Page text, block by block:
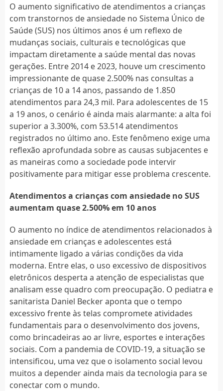
O aumento significativo de atendimentos a crianças
com transtornos de ansiedade no Sistema Único de
Saúde (SUS) nos últimos anos é um reflexo de
mudanças sociais, culturais e tecnológicas que
impactam diretamente a saúde mental das novas
gerações. Entre 2014 e 2023, houve um crescimento
impressionante de quase 2.500% nas consultas a
crianças de 10 a 14 anos, passando de 1.850
atendimentos para 24,3 mil. Para adolescentes de 15
a 19 anos, o cenário é ainda mais alarmante: a alta foi
superior a 3.300%, com 53.514 atendimentos
registrados no último ano. Este fenômeno exige uma
reflexão aprofundada sobre as causas subjacentes e
as maneiras como a sociedade pode intervir
positivamente para mitigar esse problema crescente.
Atendimentos a crianças com ansiedade no SUS
aumentam quase 2.500% em 10 anos
O aumento no índice de atendimentos relacionados à
ansiedade em crianças e adolescentes está
intimamente ligado a várias condições da vida
moderna. Entre elas, o uso excessivo de dispositivos
eletrônicos desperta a atenção de especialistas que
analisam esse quadro com preocupação. O pediatra e
sanitarista Daniel Becker aponta que o tempo
excessivo frente às telas compromete atividades
fundamentais para o desenvolvimento dos jovens,
como brincadeiras ao ar livre, esportes e interações
sociais. Com a pandemia de COVID-19, a situação se
intensificou, uma vez que o isolamento social levou
muitos a depender ainda mais da tecnologia para se
conectar com o mundo.